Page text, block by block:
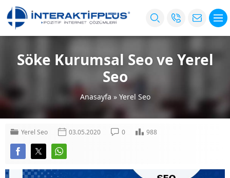
Söke Kurumsal Seo ve Yerel
Seo
Anasayfa » Yerel Seo
Yerel Seo 03.05.2020 0 988